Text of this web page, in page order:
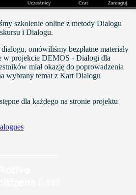
szkolenie online z metody Dialogu
i Dialogu.
omówiliśmy bezpłatne materiały
w projekcie DEMOS - Dialogi dla
miał okazję do poprowadzenia
wybrany temat z Kart Dialogu
dla każdego na stronie projektu